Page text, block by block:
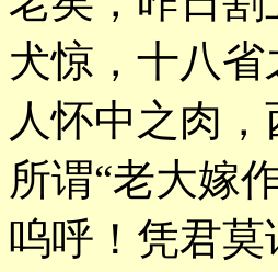
犬惊，十八
人怀中之肉
所谓“老大嫁
呜呼！凭君